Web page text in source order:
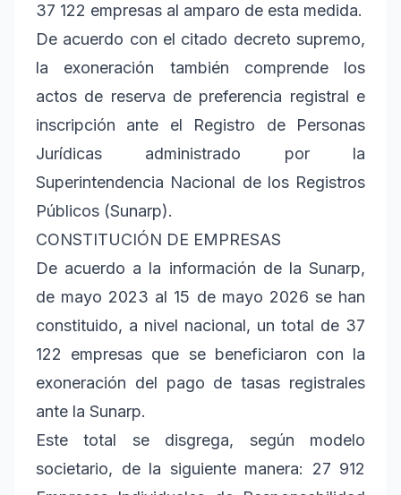
37 122 empresas al amparo de esta medida.
De acuerdo con el citado decreto supremo,
la exoneración también comprende los
actos de reserva de preferencia registral e
inscripción ante el Registro de Personas
Jurídicas administrado por la
Superintendencia Nacional de los Registros
Públicos (Sunarp).
CONSTITUCIÓN DE EMPRESAS
De acuerdo a la información de la Sunarp,
de mayo 2023 al 15 de mayo 2026 se han
constituido, a nivel nacional, un total de 37
122 empresas que se beneficiaron con la
exoneración del pago de tasas registrales
ante la Sunarp.
Este total se disgrega, según modelo
societario, de la siguiente manera: 27 912